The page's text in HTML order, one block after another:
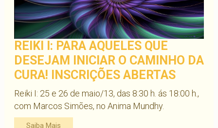
REIKI I: PARA AQUELES QUE
DESEJAM INICIAR O CAMINHO DA
CURA! INSCRIÇÕES ABERTAS
Reiki I: 25 e 26 de maio/13, das 8:30 h. ás 18:00 h.,
com Marcos Simões, no Anima Mundhy.
Saiba Mais